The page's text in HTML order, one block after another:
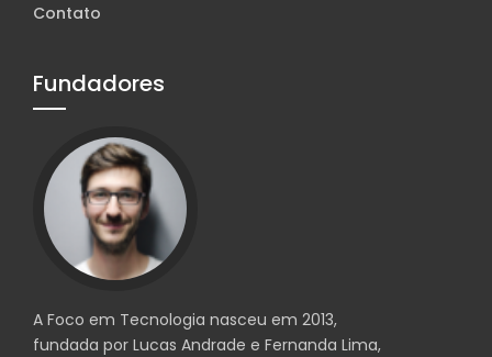
Contato
Fundadores
A Foco em Tecnologia nasceu em 2013,
fundada por Lucas Andrade e Fernanda Lima,